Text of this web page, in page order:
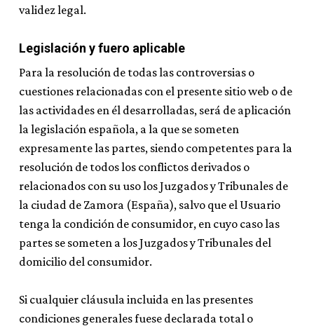
validez legal.
Legislación y fuero aplicable
Para la resolución de todas las controversias o
cuestiones relacionadas con el presente sitio web o de
las actividades en él desarrolladas, será de aplicación
la legislación española, a la que se someten
expresamente las partes, siendo competentes para la
resolución de todos los conflictos derivados o
relacionados con su uso los Juzgados y Tribunales de
la ciudad de Zamora (España), salvo que el Usuario
tenga la condición de consumidor, en cuyo caso las
partes se someten a los Juzgados y Tribunales del
domicilio del consumidor.
Si cualquier cláusula incluida en las presentes
condiciones generales fuese declarada total o